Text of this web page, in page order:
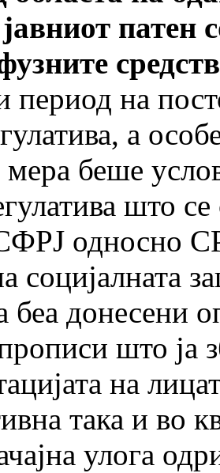
патен
период на
а
мера беше
што
односно
социјалната
беа донесени
што ја
на
така и во
улога